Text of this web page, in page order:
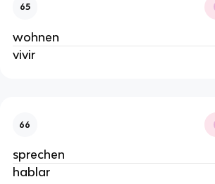
65
wohnen
vivir
66
sprechen
hablar